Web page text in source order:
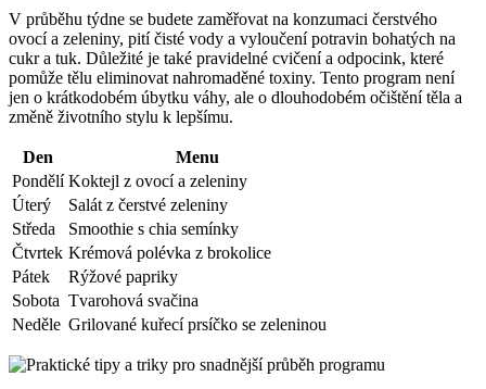
V průběhu týdne se budete zaměřovat na konzumaci čerstvého
ovocí a zeleniny, pití čisté vody a vyloučení potravin bohatých na
cukr a tuk. Důležité je také pravidelné cvičení a odpocink, které
pomůže tělu eliminovat nahromaděné toxiny. Tento program není
jen o krátkodobém úbytku váhy, ale o dlouhodobém očištění těla a
změně životního stylu k lepšímu.
Den
Menu
Pondělí Koktejl z ovocí a zeleniny
Úterý
Salát z čerstvé zeleniny
Středa
Smoothie s chia semínky
Čtvrtek Krémová polévka z brokolice
Pátek
Rýžové papriky
Sobota Tvarohová svačina
Neděle Grilované kuřecí prsíčko se zeleninou